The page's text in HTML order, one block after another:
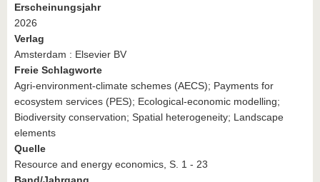
Erscheinungsjahr
2026
Verlag
Amsterdam : Elsevier BV
Freie Schlagworte
Agri-environment-climate schemes (AECS); Payments for
ecosystem services (PES); Ecological-economic modelling;
Biodiversity conservation; Spatial heterogeneity; Landscape
elements
Quelle
Resource and energy economics, S. 1 - 23